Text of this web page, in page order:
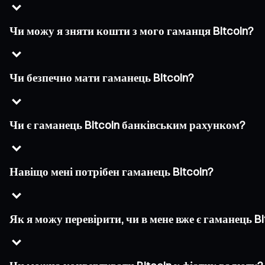
Чи можу я зняти кошти з мого гаманця Bitcoin?
Чи безпечно мати гаманець Bitcoin?
Чи є гаманець Bitcoin банківським рахунком?
Навіщо мені потрібен гаманець Bitcoin?
Як я можу перевірити, чи в мене вже є гаманець